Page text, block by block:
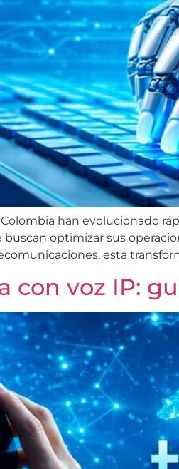
Colombia han evolucionado
optimizar sus
esta
con voz IP: